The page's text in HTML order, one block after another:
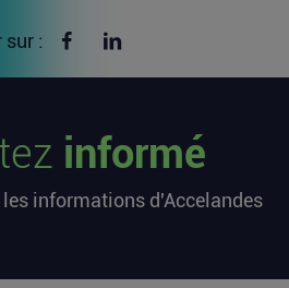
sur : Partager sur Facebook
informé
les informations d'Accelandes